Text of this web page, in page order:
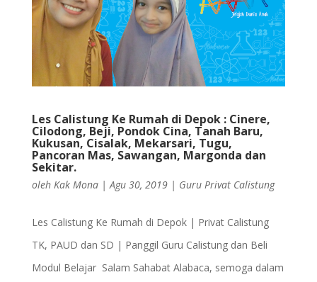
Les Calistung Ke Rumah di Depok : Cinere,
Cilodong, Beji, Pondok Cina, Tanah Baru,
Kukusan, Cisalak, Mekarsari, Tugu,
Pancoran Mas, Sawangan, Margonda dan
Sekitar.
oleh Kak Mona| Agu 30, 2019| Guru Privat Calistung
Les Calistung Ke Rumah di Depok | Privat Calistung
TK, PAUD dan SD | Panggil Guru Calistung dan Beli
Modul Belajar Salam Sahabat Alabaca, semoga dalam